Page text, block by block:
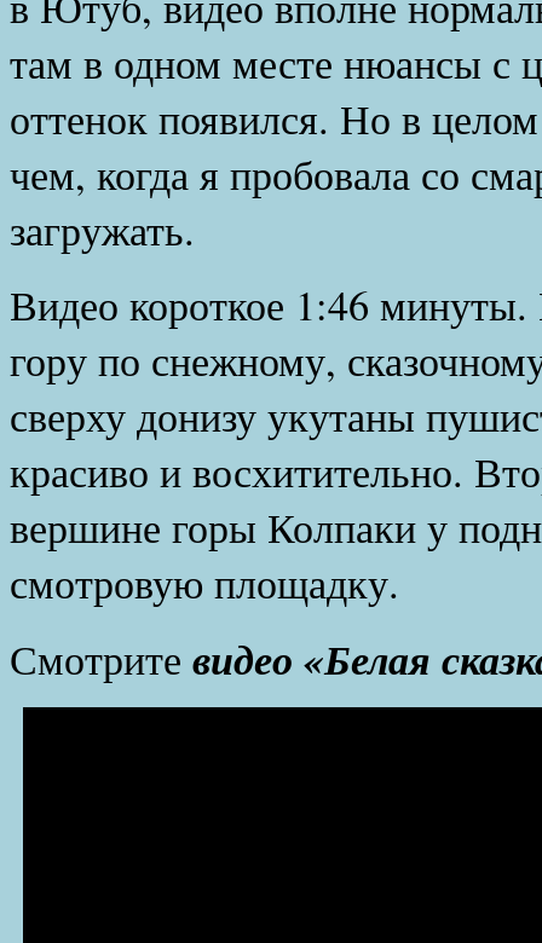
там в одном месте нюансы с
оттенок появился. Но в
чем, когда я пробовала со
загружать.
Видео короткое 1:46
гору по снежному,
сверху донизу укутаны
красиво и восхитительно.
вершине горы Колпаки у
смотровую площадку.
Смотрите видео «Белая